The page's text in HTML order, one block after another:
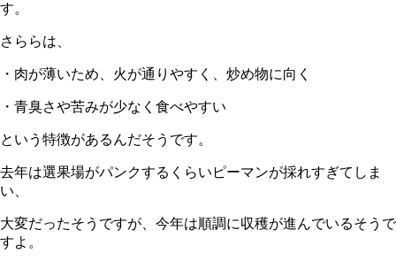
す。
さららは、
・肉が薄いため、火が通りやすく、炒め物に向く
・青臭さや苦みが少なく食べやすい
という特徴があるんだそうです。
去年は選果場がパンクするくらいピーマンが採れすぎてしま
い、
大変だったそうですが、今年は順調に収穫が進んでいるそうで
すよ。